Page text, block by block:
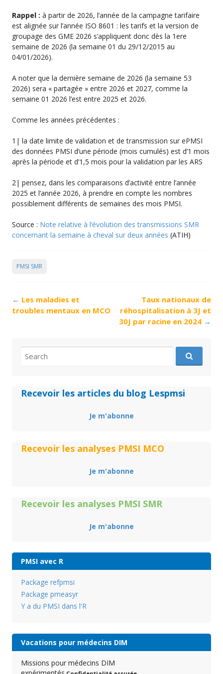
Rappel : à partir de 2026, l’année de la campagne tarifaire
est alignée sur l’année ISO 8601 : les tarifs et la version de
groupage des GME 2026 s’appliquent donc dès la 1ere
semaine de 2026 (la semaine 01 du 29/12/2015 au
04/01/2026).
A noter que la dernière semaine de 2026 (la semaine 53
2026) sera « partagée » entre 2026 et 2027, comme la
semaine 01 2026 l’est entre 2025 et 2026.
Comme les années précédentes :
1| la date limite de validation et de transmission sur ePMSI
des données PMSI d’une période (mois cumulés) est d’1 mois
après la période et d’1,5 mois pour la validation par les ARS
2| pensez, dans les comparaisons d’activité entre l’année
2025 et l’année 2026, à prendre en compte les nombres
possiblement différents de semaines des mois PMSI.
Source : Note relative à l’évolution des transmissions SMR
concernant la semaine à cheval sur deux années (ATIH)
PMSI SMR
Post
navigation
← Les maladies et
troubles mentaux en MCO
Taux nationaux de
réhospitalisation à 3J et
30J par racine en 2024 →
for:
Recevoir les articles du blog Lespmsi
Je m'abonne
Recevoir les analyses PMSI MCO
Je m'abonne
Recevoir les analyses PMSI SMR
Je m'abonne
PMSI avec R
Package refpmsi
Package pmeasyr
Y a du PMSI dans l'R
Vacations pour médecins DIM
Missions pour médecins DIM